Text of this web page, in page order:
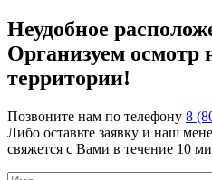
Неудобное
Организуем осмотр
территории!
Позвоните нам по телефону 8
Либо оставьте заявку и наш
свяжется с Вами в течение 10